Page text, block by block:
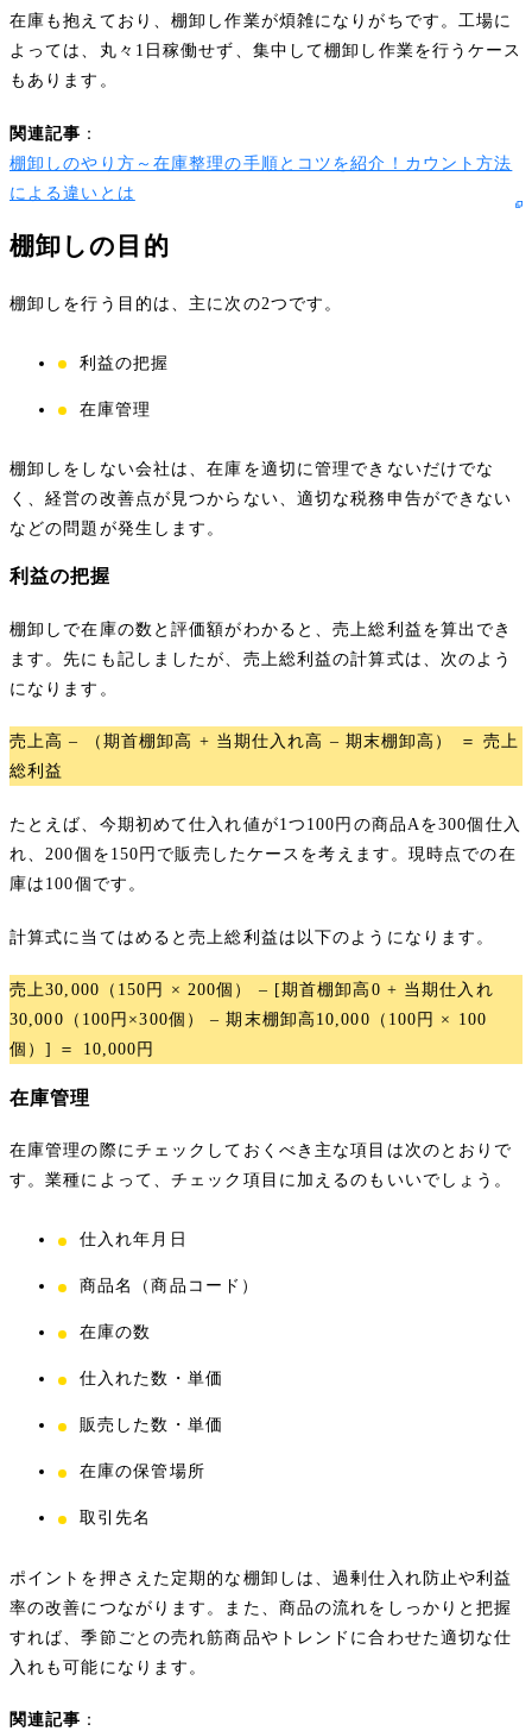
在庫も抱えており、棚卸し作業が煩雑になりがちです。工場に
よっては、丸々1日稼働せず、集中して棚卸し作業を行うケース
もあります。
関連記事 ：
棚卸しのやり方～在庫整理の手順とコツを紹介！カウント方法
による違いとは
棚卸しの目的
棚卸しを行う目的は、主に次の2つです。
利益の把握
在庫管理
棚卸しをしない会社は、在庫を適切に管理できないだけでな
く、経営の改善点が見つからない、適切な税務申告ができない
などの問題が発生します。
利益の把握
棚卸しで在庫の数と評価額がわかると、売上総利益を算出でき
ます。先にも記しましたが、売上総利益の計算式は、次のよう
になります。
売上高 – （期首棚卸高 + 当期仕入れ高 – 期末棚卸高） ＝ 売上
総利益
たとえば、今期初めて仕入れ値が1つ100円の商品Aを300個仕入
れ、200個を150円で販売したケースを考えます。現時点での在
庫は100個です。
計算式に当てはめると売上総利益は以下のようになります。
売上30,000（150円 × 200個） – [期首棚卸高0 + 当期仕入れ
30,000（100円×300個） – 期末棚卸高10,000（100円 × 100
個）] ＝ 10,000円
在庫管理
在庫管理の際にチェックしておくべき主な項目は次のとおりで
す。業種によって、チェック項目に加えるのもいいでしょう。
仕入れ年月日
商品名（商品コード）
在庫の数
仕入れた数・単価
販売した数・単価
在庫の保管場所
取引先名
ポイントを押さえた定期的な棚卸しは、過剰仕入れ防止や利益
率の改善につながります。また、商品の流れをしっかりと把握
すれば、季節ごとの売れ筋商品やトレンドに合わせた適切な仕
入れも可能になります。
関連記事 ：